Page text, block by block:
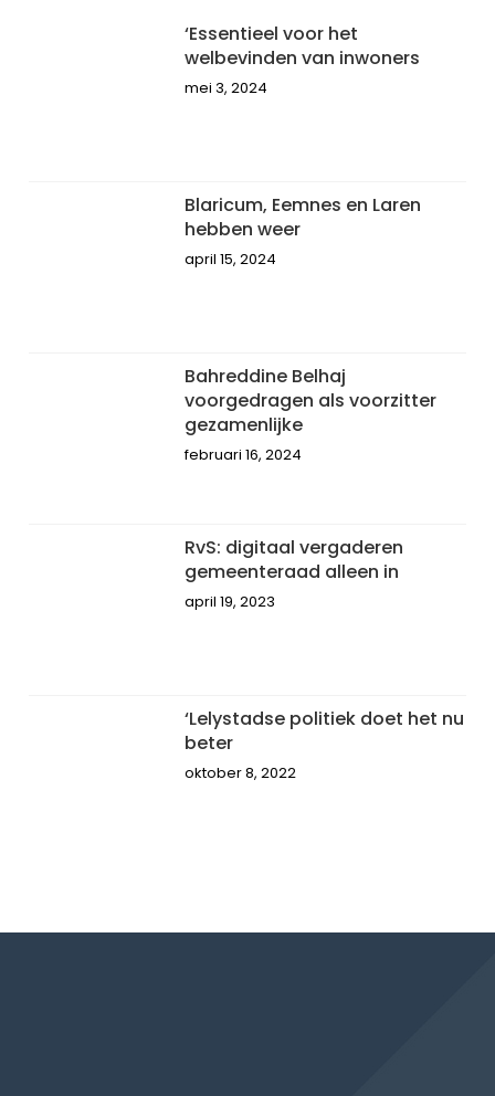
‘Essentieel voor het
welbevinden van inwoners
mei 3, 2024
Blaricum, Eemnes en Laren
hebben weer
april 15, 2024
Bahreddine Belhaj
voorgedragen als voorzitter
gezamenlijke
februari 16, 2024
RvS: digitaal vergaderen
gemeenteraad alleen in
april 19, 2023
‘Lelystadse politiek doet het nu
beter
oktober 8, 2022